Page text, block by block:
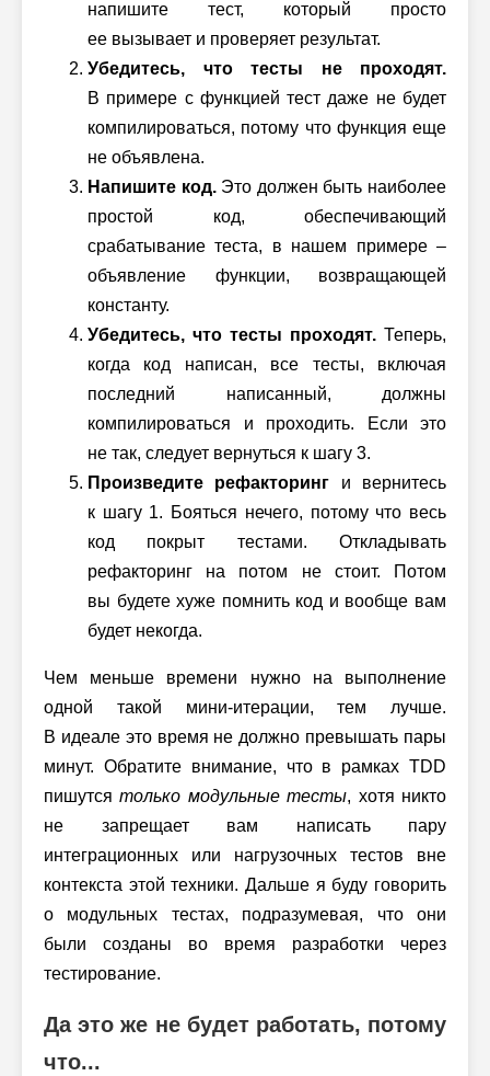
напишите тест, который просто
ее вызывает и проверяет результат.
Убедитесь, что тесты не проходят.
В примере с функцией тест даже не будет
компилироваться, потому что функция еще
не объявлена.
Напишите код.Это должен быть наиболее
простой код, обеспечивающий
срабатывание теста, в нашем примере –
объявление функции, возвращающей
константу.
Убедитесь, что тесты проходят. Теперь,
когда код написан, все тесты, включая
последний написанный, должны
компилироваться и проходить. Если это
не так, следует вернуться к шагу 3.
Произведите рефакторинг и вернитесь
к шагу 1. Бояться нечего, потому что весь
код покрыт тестами. Откладывать
рефакторинг на потом не стоит. Потом
вы будете хуже помнить код и вообще вам
будет некогда.
Чем меньше времени нужно на выполнение
одной такой мини-итерации, тем лучше.
В идеале это время не должно превышать пары
минут. Обратите внимание, что в рамках TDD
пишутсятолько модульные тесты, хотя никто
не запрещает вам написать пару
интеграционных или нагрузочных тестов вне
контекста этой техники. Дальше я буду говорить
о модульных тестах, подразумевая, что они
были созданы во время разработки через
тестирование.
Да это же не будет работать, потому
что...